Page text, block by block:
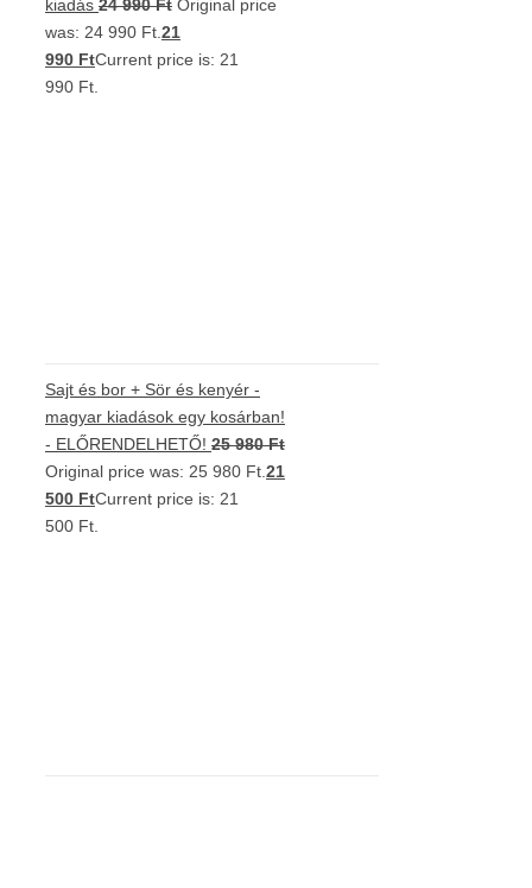
kiadás 24 990Ft Original price
was: 24 990 Ft.21
990 FtCurrent price is: 21
990 Ft.
Sajt és bor + Sör és kenyér -
magyar kiadások egy kosárban!
- ELŐRENDELHETŐ! 25 980Ft
Original price was: 25 980 Ft.21
500 FtCurrent price is: 21
500 Ft.